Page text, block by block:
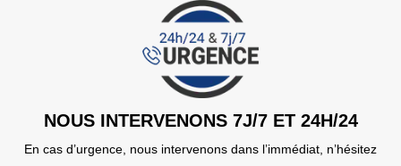
NOUS INTERVENONS 7J/7 ET 24H/24
En cas d’urgence, nous intervenons dans l’immédiat, n’hésitez